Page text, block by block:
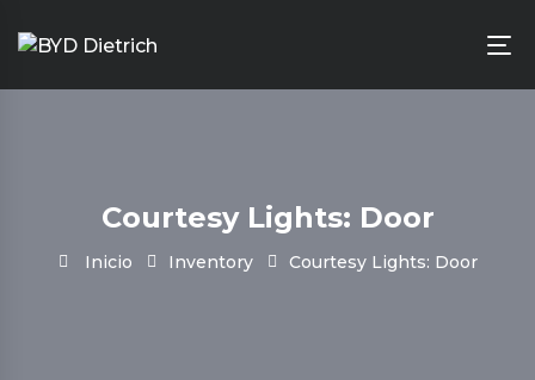
Courtesy Lights: Door
Inicio Inventory Courtesy Lights: Door